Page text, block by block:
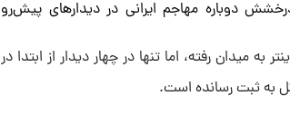
دوباره مهاجم ایرانی در دیدار‌های پیش‌رو
در فصل جاری سری آ، ۲۱ بار برای اینتر به میدان رفته، اما تنها در چهار دیدار از ابتدا در
به ثبت رسانده است.